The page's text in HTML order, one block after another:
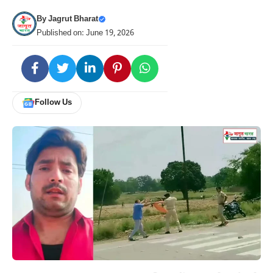
ByJagrut Bharat
Published on: June 19, 2026
Follow Us